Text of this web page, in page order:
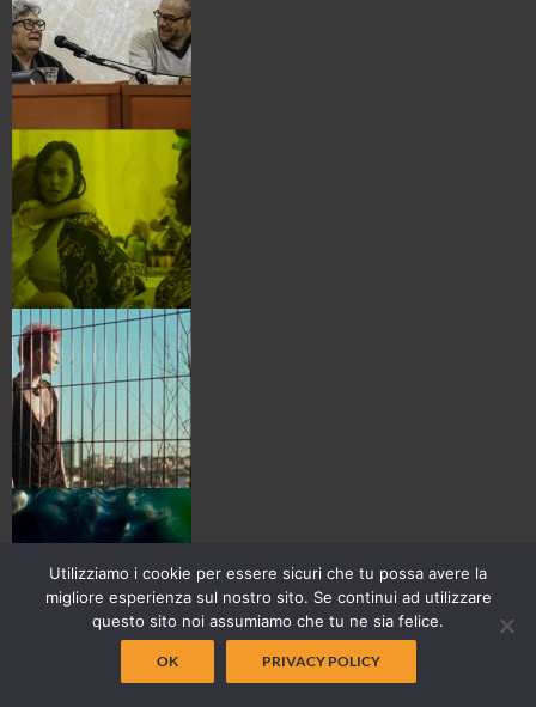
Utilizziamo i cookie per essere sicuri che tu possa avere la
migliore esperienza sul nostro sito. Se continui ad utilizzare
questo sito noi assumiamo che tu ne sia felice.
OK PRIVACY POLICY